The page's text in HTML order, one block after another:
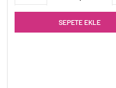
SEPETE EKLE